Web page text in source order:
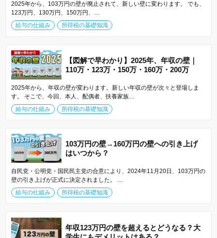
2025年から、103万円の壁が廃止されて、新しい壁に変わります。 でも、
123万円、130万円、150万円、…
給与の仕組み
所得税の基礎知識
【図解で早わかり】2025年、年収の壁｜
110万・123万・150万・160万・200万
2025年から、年収の壁が変わります。新しい年収の壁が次々と登場しま
す。 そこで、今回、本人、配偶者、扶養家族…
給与の仕組み
所得税の基礎知識
103万円の壁→160万円の壁への引き上げ
はいつから？
自民党・公明党・国民民主党の合意により、2024年11月20日、103万円の
壁の引き上げが正式に決定されました。 …
給与の仕組み
所得税の基礎知識
年収123万円の壁を超えるとどうなる？大